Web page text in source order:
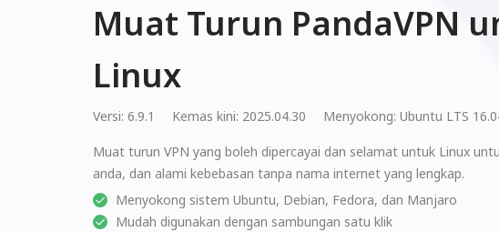
Muat Turun PandaVPN
Linux
Versi: 6.9.1 Kemas kini: 2025.04.30 Menyokong: Ubuntu LTS
Muat turun VPN yang boleh dipercayai dan selamat untuk Linux
anda, dan alami kebebasan tanpa nama internet yang lengkap.
Menyokong sistem Ubuntu, Debian, Fedora, dan Manjaro
Mudah digunakan dengan sambungan satu klik